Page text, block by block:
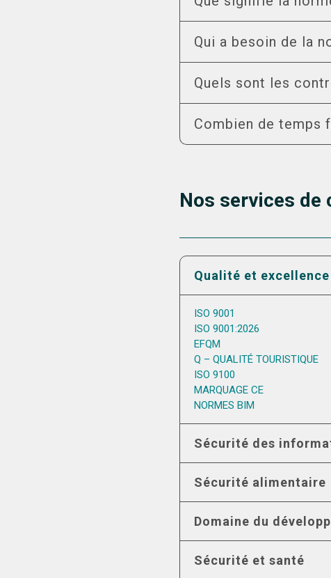
Qui a besoin de la
Quels sont les
Combien de temps
Nos services de
Qualité et excellence
ISO 9001
ISO 9001:2026
EFQM
Q – QUALITÉ TOURISTIQUE
ISO 9100
MARQUAGE CE
NORMES BIM
Sécurité des
Sécurité alimentaire
Domaine du
Sécurité et santé